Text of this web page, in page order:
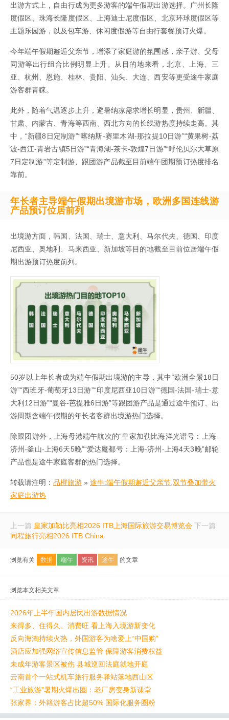
出游方式上，自由行成为更多游客的端午假期出游选择。广州长隆
度假区、珠海长隆度假区、上海迪士尼度假区、北京环球度假区等
主题乐园游，以及包车游、休闲度假游等自由行套餐预订火爆。
今年端午假期邂逅父亲节，增添了家庭游的氛围感，亲子游、父母
同游等出行组合比例明显上升。从目的地来看，北京、上海、三
亚、杭州、恩施、桂林、贵阳、汕头、大连、西安等更受途牛家庭
游客群青睐。
此外，随着气温逐步上升，避暑纳凉需求增长明显，贵州、新疆、
甘肃、内蒙古、青海等西南、西北方向的长线游热度持续走高。其
中，“新疆8日定制游”“喀纳斯-赛里木湖-那拉提10日游”“黄果树-荔
波-西江-青岩古镇5日游”“青海湖-茶卡-敦煌7日游”“呼伦贝尔大草原
7日定制游”等定制游、跟团游产品截至目前端午团期预订热度排名
靠前。
年长者主导端午假期出境游市场，欧洲多国连线游
产品预订位居前列
出境游方面，韩国、法国、瑞士、意大利、马尔代夫、德国、印度
尼西亚、奥地利、马来西亚、新加坡等目的地截至目前位居端午假
期出游预订热度前列。
50岁以上年长者成为端午假期出境游的主导，其中“欧洲全景18日
游”“西班牙-葡萄牙13日游”“印度尼西亚10日游”“德国-法国-瑞士-意
大利12日游”“曼谷-芭提雅6日游”等跟团游产品是通过途牛预订、出
游周期含端午假期的年长者客群出境游热门选择。
除跟团游外，上海母港端午航次的“皇家加勒比海洋光谱号：上海-
济州-釜山-上海6天5晚”“爱达魔都号：上海-济州-上海4天3晚”邮轮
产品也是途牛家庭客群的热门选择。
转载请注明： 品橙旅游 » 途牛:端午假期邂逅父亲节,双节叠加带火
家庭出游热
上一篇 皇家加勒比亮相2026 ITB上海国际旅游交易博览会 下一篇
同程旅行亮相2026 ITB China
浏览有关 数据 端午 资讯 途牛 的文章
浏览本文相关文章
2026年上半年国内居民出游数据情况
来得多、住得久、消费旺 看上海入境游新变化
反向海淘持续火热，外国游客为啥爱上“中国购”
酒店应加强网络宣传信息监管 保障游客消费权益
未成年游客景区被伤 县城巡回法庭就地开庭
云南首个一站式机车旅行服务驿站落地西山区
“工业旅游”暑期火爆出圈：老厂房变身新课堂
张家界：外籍游客占比超50% 国际化服务圈粉